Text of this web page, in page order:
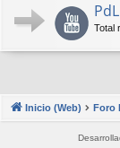
Total
Inicio (Web) Foro